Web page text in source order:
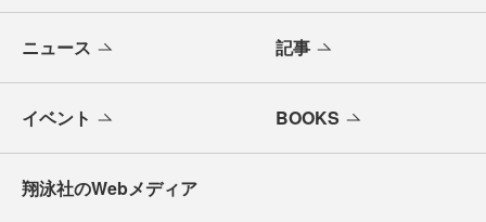
ニュース 記事
イベント BOOKS
翔泳社のWebメディア